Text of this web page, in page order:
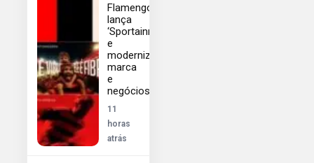
Flamengo
lança
‘Sportainment’
e
moderniza
marca
e
negócios
11
horas
atrás